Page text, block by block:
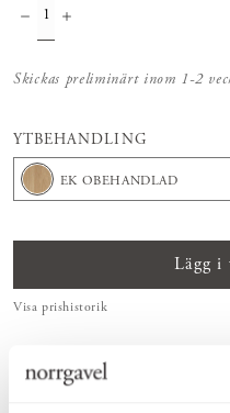
Skickas preliminärt inom 1-2
YTBEHANDLING
EK OBEHANDLAD
Lägg i
Visa prishistorik
MONTERINGSTJÄNST
Önskar du få hjälp med